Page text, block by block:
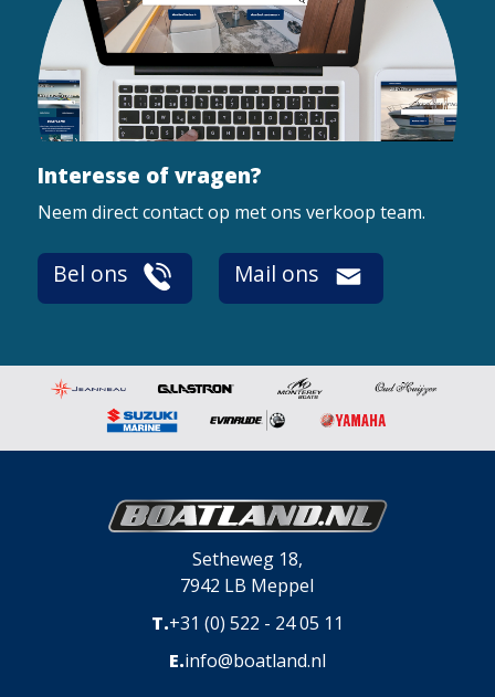
Interesse of vragen?
Neem direct contact op met ons verkoop team.
Bel ons Mail ons
Setheweg 18,
7942 LB Meppel
T.+31 (0) 522 - 24 05 11
E.info@boatland.nl